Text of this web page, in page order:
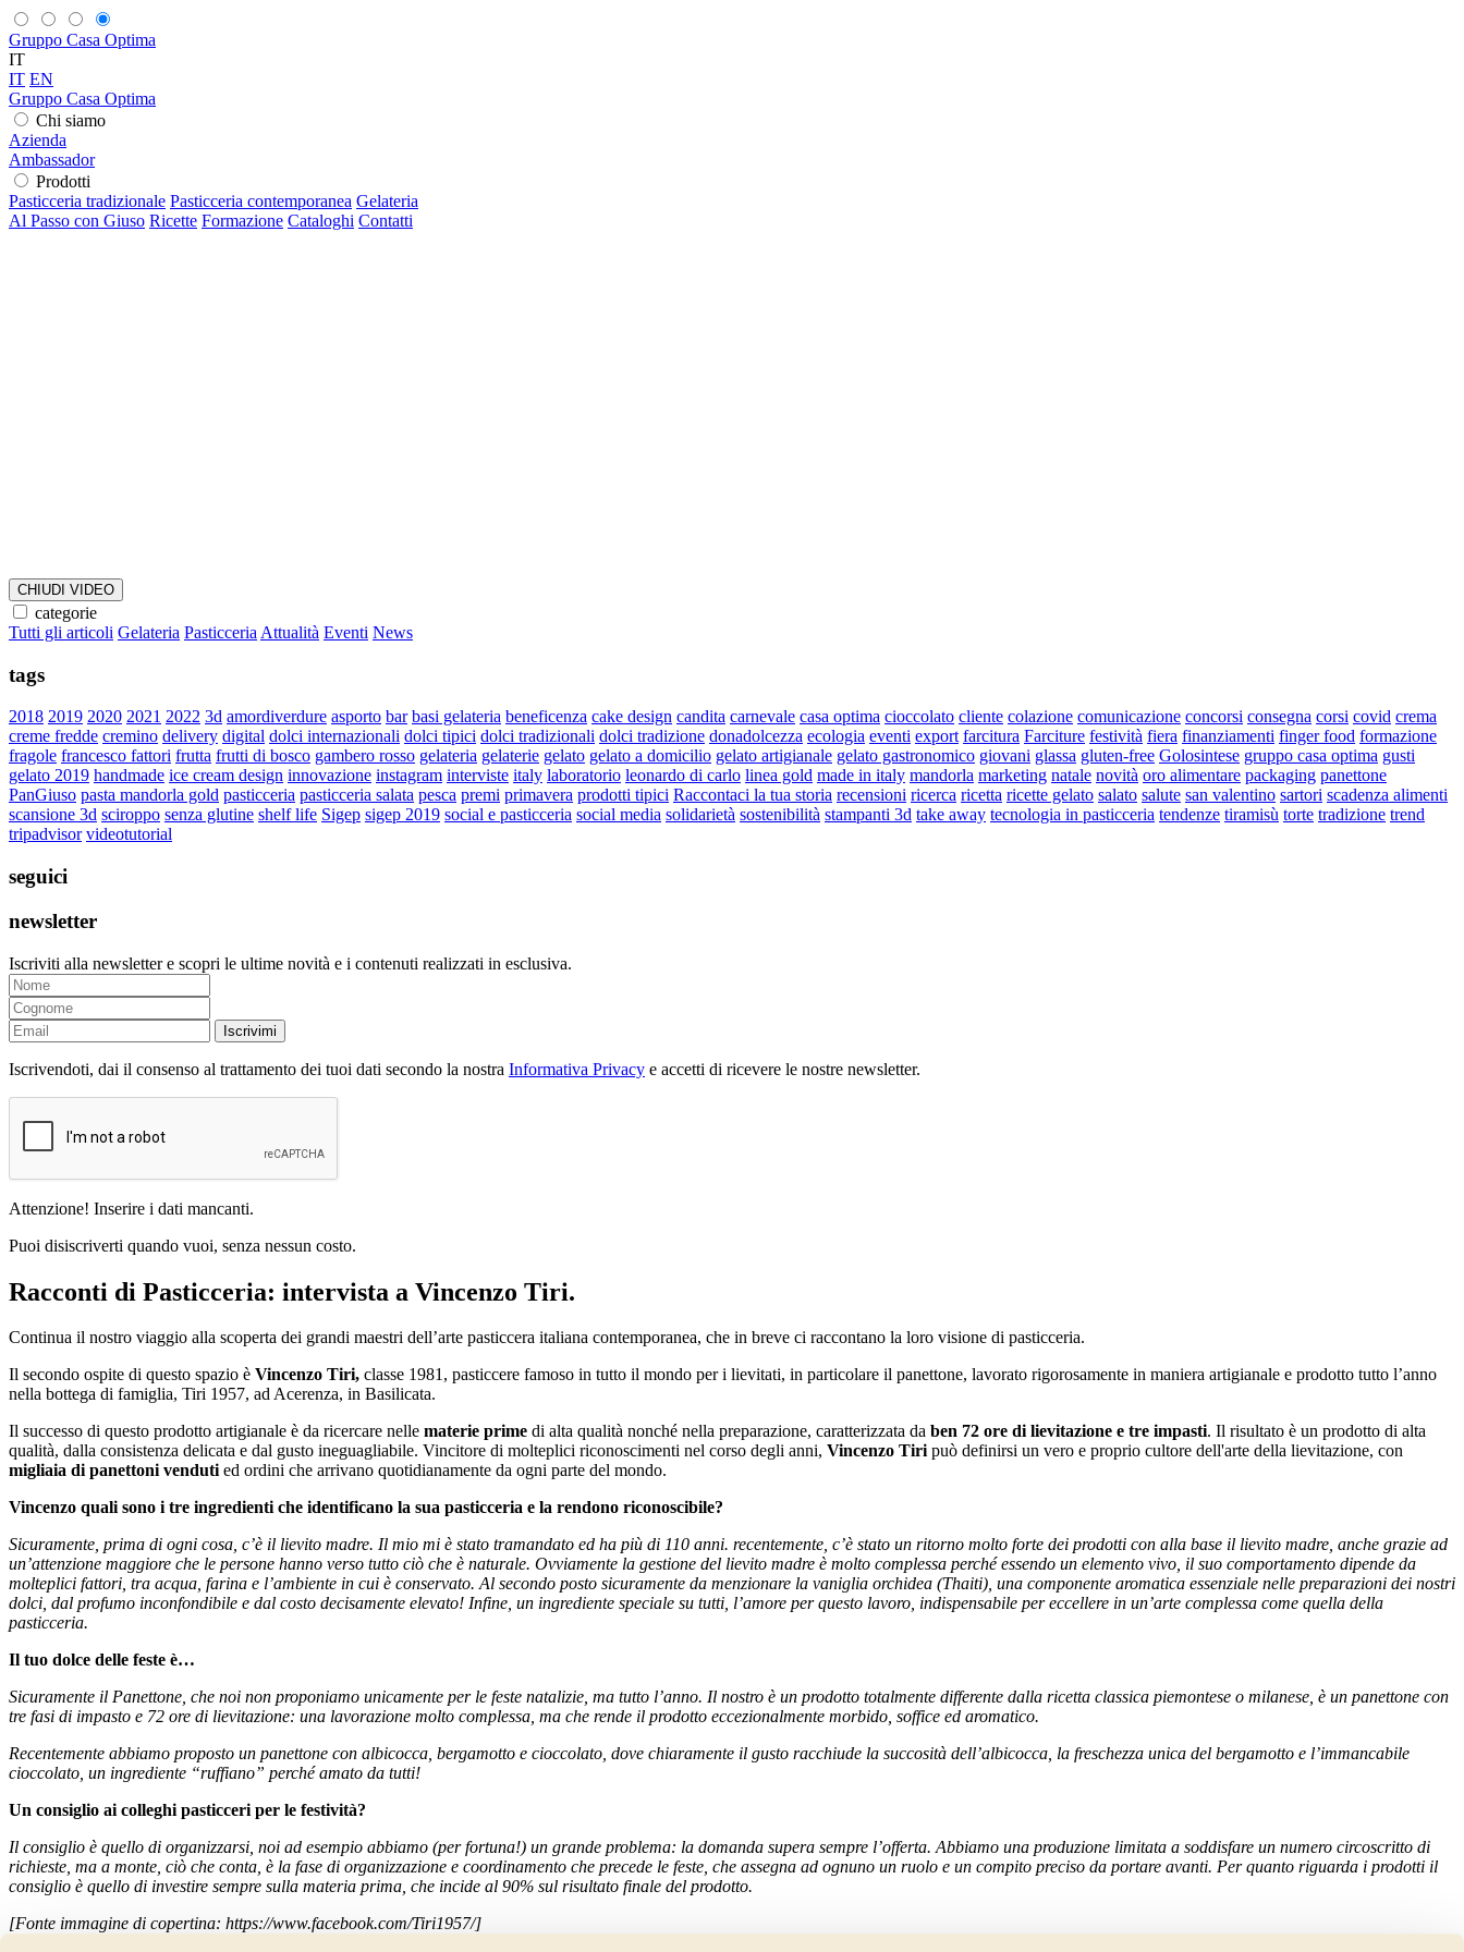
Gruppo Casa Optima
IT
IT EN
Gruppo Casa Optima
Chi siamo
Azienda
Ambassador
Prodotti
Pasticceria tradizionale Pasticceria contemporanea Gelateria
Al Passo con Giuso Ricette Formazione Cataloghi Contatti
CHIUDI VIDEO
categorie
Tutti gli articoli Gelateria Pasticceria Attualità Eventi News
tags
2018 2019 2020 2021 2022 3d amordiverdure asporto bar basi gelateria beneficenza cake design candita carnevale casa optima cioccolato cliente colazione comunicazione concorsi consegna corsi covid crema
creme fredde cremino delivery digital dolci internazionali dolci tipici dolci tradizionali dolci tradizione donadolcezza ecologia eventi export farcitura Farciture festività fiera finanziamenti finger food formazione
fragole francesco fattori frutta frutti di bosco gambero rosso gelateria gelaterie gelato gelato a domicilio gelato artigianale gelato gastronomico giovani glassa gluten-free Golosintese gruppo casa optima gusti
gelato 2019 handmade ice cream design innovazione instagram interviste italy laboratorio leonardo di carlo linea gold made in italy mandorla marketing natale novità oro alimentare packaging panettone
PanGiuso pasta mandorla gold pasticceria pasticceria salata pesca premi primavera prodotti tipici Raccontaci la tua storia recensioni ricerca ricetta ricette gelato salato salute san valentino sartori scadenza alimenti
scansione 3d sciroppo senza glutine shelf life Sigep sigep 2019 social e pasticceria social media solidarietà sostenibilità stampanti 3d take away tecnologia in pasticceria tendenze tiramisù torte tradizione trend
tripadvisor videotutorial
seguici
newsletter
Iscriviti alla newsletter e scopri le ultime novità e i contenuti realizzati in esclusiva.
Iscrivimi
Iscrivendoti, dai il consenso al trattamento dei tuoi dati secondo la nostra Informativa Privacy e accetti di ricevere le nostre newsletter.
Attenzione! Inserire i dati mancanti.
Puoi disiscriverti quando vuoi, senza nessun costo.
Racconti di Pasticceria: intervista a Vincenzo Tiri.
Continua il nostro viaggio alla scoperta dei grandi maestri dell’arte pasticcera italiana contemporanea, che in breve ci raccontano la loro visione di pasticceria.
Il secondo ospite di questo spazio è Vincenzo Tiri, classe 1981, pasticcere famoso in tutto il mondo per i lievitati, in particolare il panettone, lavorato rigorosamente in maniera artigianale e prodotto tutto l’anno
nella bottega di famiglia, Tiri 1957, ad Acerenza, in Basilicata.
Il successo di questo prodotto artigianale è da ricercare nelle materie prime di alta qualità nonché nella preparazione, caratterizzata da ben 72 ore di lievitazione e tre impasti. Il risultato è un prodotto di alta
qualità, dalla consistenza delicata e dal gusto ineguagliabile. Vincitore di molteplici riconoscimenti nel corso degli anni, Vincenzo Tiripuò definirsi un vero e proprio cultore dell'arte della lievitazione, con
migliaia di panettoni vendutied ordini che arrivano quotidianamente da ogni parte del mondo.
Vincenzo quali sono i tre ingredienti che identificano la sua pasticceria e la rendono riconoscibile?
Sicuramente, prima di ogni cosa, c’è il lievito madre. Il mio mi è stato tramandato ed ha più di 110 anni. recentemente, c’è stato un ritorno molto forte dei prodotti con alla base il lievito madre, anche grazie ad
un’attenzione maggiore che le persone hanno verso tutto ciò che è naturale. Ovviamente la gestione del lievito madre è molto complessa perché essendo un elemento vivo, il suo comportamento dipende da
molteplici fattori, tra acqua, farina e l’ambiente in cui è conservato. Al secondo posto sicuramente da menzionare la vaniglia orchidea (Thaiti), una componente aromatica essenziale nelle preparazioni dei nostri
dolci, dal profumo inconfondibile e dal costo decisamente elevato! Infine, un ingrediente speciale su tutti, l’amore per questo lavoro, indispensabile per eccellere in un’arte complessa come quella della
pasticceria.
Il tuo dolce delle feste è…
Sicuramente il Panettone, che noi non proponiamo unicamente per le feste natalizie, ma tutto l’anno. Il nostro è un prodotto totalmente differente dalla ricetta classica piemontese o milanese, è un panettone con
tre fasi di impasto e 72 ore di lievitazione: una lavorazione molto complessa, ma che rende il prodotto eccezionalmente morbido, soffice ed aromatico.
Recentemente abbiamo proposto un panettone con albicocca, bergamotto e cioccolato, dove chiaramente il gusto racchiude la succosità dell’albicocca, la freschezza unica del bergamotto e l’immancabile
cioccolato, un ingrediente “ruffiano” perché amato da tutti!
Un consiglio ai colleghi pasticceri per le festività?
Il consiglio è quello di organizzarsi, noi ad esempio abbiamo (per fortuna!) un grande problema: la domanda supera sempre l’offerta. Abbiamo una produzione limitata a soddisfare un numero circoscritto di
richieste, ma a monte, ciò che conta, è la fase di organizzazione e coordinamento che precede le feste, che assegna ad ognuno un ruolo e un compito preciso da portare avanti. Per quanto riguarda i prodotti il
consiglio è quello di investire sempre sulla materia prima, che incide al 90% sul risultato finale del prodotto.
[Fonte immagine di copertina: https://www.facebook.com/Tiri1957/]